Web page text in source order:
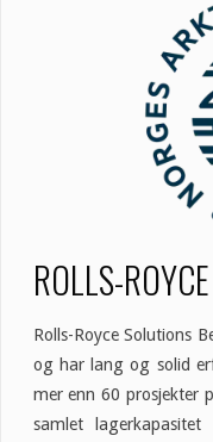
ROLLS-
Rolls-Royce Solutions
og har lang og solid
mer enn 60 prosjekter
samlet